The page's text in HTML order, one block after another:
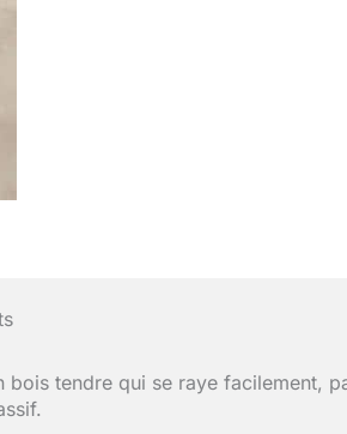
bois tendre qui se raye facilement,